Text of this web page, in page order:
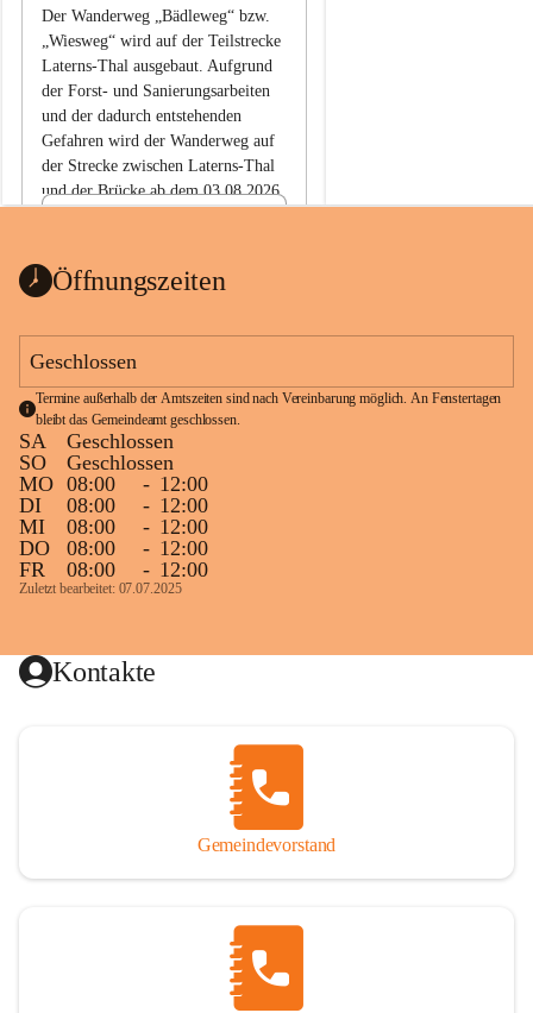
Der Wanderweg „Bädleweg“ bzw.
„Wiesweg“ wird auf der Teilstrecke
Laterns-Thal ausgebaut. Aufgrund
der Forst- und Sanierungsarbeiten
und der dadurch entstehenden
Gefahren wird der Wanderweg auf
der Strecke zwischen Laterns-Thal
und der Brücke ab dem 03.08.2026
ht
1 Seite•0,1 MB
Öffnungszeiten
Geschlossen
Termine außerhalb der Amtszeiten sind nach Vereinbarung möglich. An Fenstertagen
bleibt das Gemeindeamt geschlossen.
SA
Geschlossen
SO
Geschlossen
MO 08:00 - 12:00
DI
08:00 - 12:00
MI
08:00 - 12:00
DO
08:00 - 12:00
FR
08:00 - 12:00
Zuletzt bearbeitet: 07.07.2025
Kontakte
Gemeindevorstand